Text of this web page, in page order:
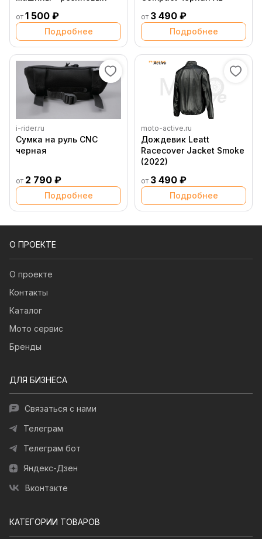
от 1 500 ₽
Подробнее
от 3 490 ₽
Подробнее
i-rider.ru
Сумка на руль CNC
черная
от 2 790 ₽
Подробнее
moto-active.ru
Дождевик Leatt
Racecover Jacket Smoke
(2022)
от 3 490 ₽
Подробнее
О ПРОЕКТЕ
О проекте
Контакты
Каталог
Мото сервис
Бренды
ДЛЯ БИЗНЕСА
Связаться с нами
Телеграм
Телеграм бот
Яндекс-Дзен
Вконтакте
КАТЕГОРИИ ТОВАРОВ